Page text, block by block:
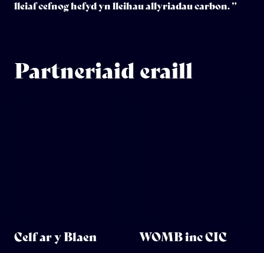
lleiaf cefnog hefyd yn lleihau allyriadau carbon. ”
Partneriaid eraill
Celf ar y Blaen WOMB inc CIC